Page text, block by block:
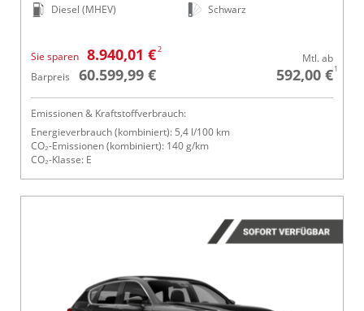
Diesel (MHEV)
Schwarz
Sie sparen 8.940,01 €2
Barpreis 60.599,99 €
Mtl. ab
592,00 €1
Emissionen & Kraftstoffverbrauch:
Energieverbrauch (kombiniert): 5,4 l/100 km
CO₂-Emissionen (kombiniert): 140 g/km
CO₂-Klasse: E